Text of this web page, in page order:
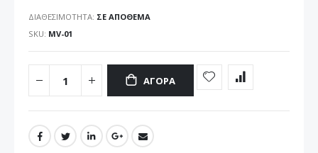
εικόνων
ΔΙΑΘΕΣΙΜΌΤΗΤΑ: ΣΕ ΑΠΌΘΕΜΑ
SKU MV-01
ΑΓΟΡΆ